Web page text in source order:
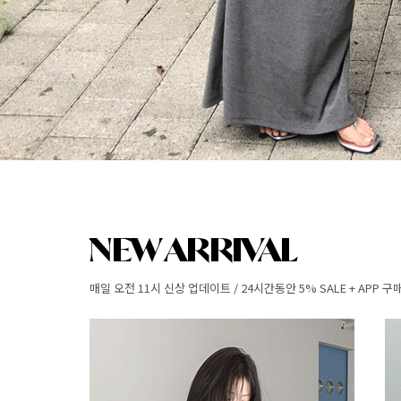
매일 오전 11시 신상 업데이트 / 24시간동안 5% SALE + APP 구